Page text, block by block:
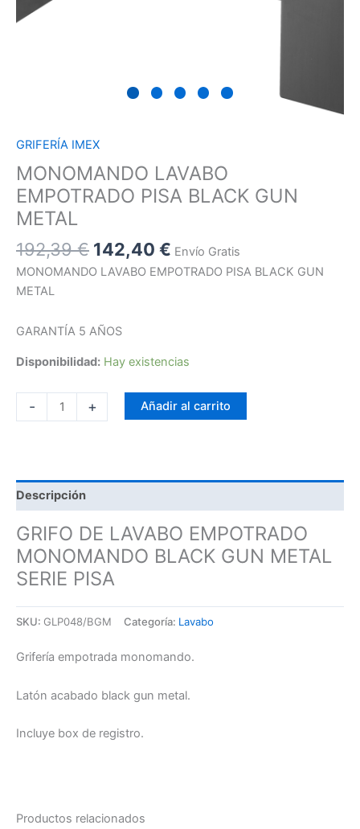
GRIFERÍA IMEX
MONOMANDO LAVABO
EMPOTRADO PISA BLACK GUN
METAL
192,39€ 142,40 € Envío Gratis
MONOMANDO LAVABO EMPOTRADO PISA BLACK GUN
METAL
GARANTÍA 5 AÑOS
Disponibilidad: Hay existencias
- + Añadir al carrito
Descripción
GRIFO DE LAVABO EMPOTRADO
MONOMANDO BLACK GUN METAL
SERIE PISA
SKU: GLP048/BGM Categoría: Lavabo
Grifería empotrada monomando.
Latón acabado black gun metal.
Incluye box de registro.
Productos relacionados